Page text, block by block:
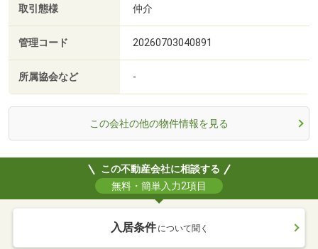
取引態様 仲介
管理コード 20260703040891
所属協会など -
この会社の他の物件情報を見る
この不動産会社に相談する
無料・簡単入力2項目
入居条件 について聞く